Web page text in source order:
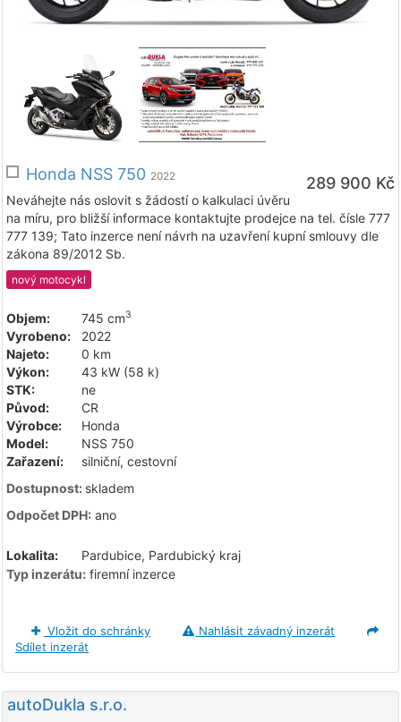
289 900 Kč
Honda NSS 750 2022
Neváhejte nás oslovit s žádostí o kalkulaci úvěru
na míru, pro bližší informace kontaktujte prodejce na tel. čísle 777
777 139; Tato inzerce není návrh na uzavření kupní smlouvy dle
zákona 89/2012 Sb.
nový motocykl
Objem: 745 cm3
Vyrobeno:
2022
Najeto:
0 km
Výkon:
43 kW (58 k)
STK:
ne
Původ:
CR
Výrobce:
Honda
Model:
NSS 750
Zařazení:
silniční, cestovní
Dostupnost: skladem
Odpočet DPH: ano
Lokalita:
Pardubice, Pardubický kraj
Typ inzerátu: firemní inzerce
Vložit do schránky
Nahlásit závadný inzerát
Sdílet inzerát
autoDukla s.r.o.